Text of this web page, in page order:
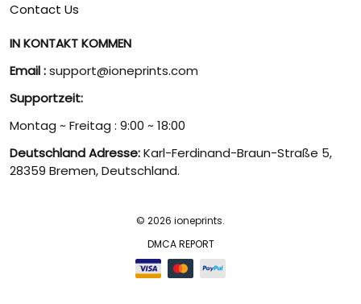
Contact Us
IN KONTAKT KOMMEN
Email :support@ioneprints.com
Supportzeit:
Montag ~ Freitag : 9:00 ~ 18:00
Deutschland Adresse:Karl-Ferdinand-Braun-Straße 5,
28359 Bremen, Deutschland.
© 2026 ioneprints.
DMCA REPORT